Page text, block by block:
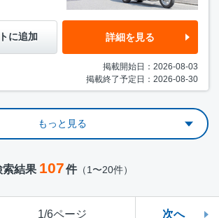
に追加 詳細を見る
掲載開始日：2026-08-03
掲載終了予定日：2026-08-30
もっと見る
索結果 107件（1〜20件）
1/6ページ 次へ